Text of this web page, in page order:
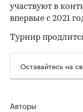
участвуют в
впервые с 2021
Турнир
Оставайтесь на
Авторы